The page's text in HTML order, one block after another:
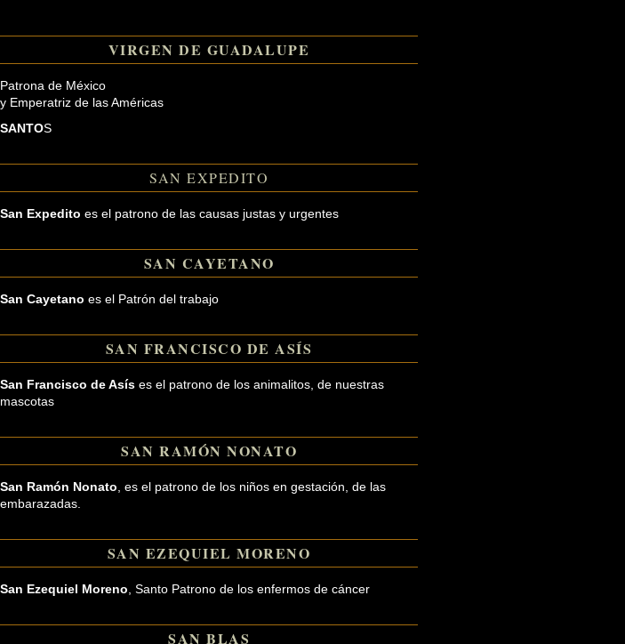
VIRGEN DE GUADALUPE
Patrona de México
y Emperatriz de las Américas
SANTOS
SAN EXPEDITO
San Expedito es el patrono de las causas justas y urgentes
SAN CAYETANO
San Cayetano es el Patrón del trabajo
SAN FRANCISCO DE ASÍS
San Francisco de Asís es el patrono de los animalitos, de nuestras
mascotas
SAN RAMÓN NONATO
San Ramón Nonato , es el patrono de los niños en gestación, de las
embarazadas.
SAN EZEQUIEL MORENO
San Ezequiel Moreno , Santo Patrono de los enfermos de cáncer
SAN BLAS